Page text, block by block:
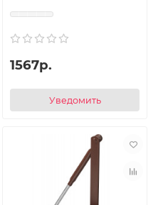
1567р.
Уведомить